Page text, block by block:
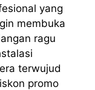
yang
membuka
ragu
terwujud
promo